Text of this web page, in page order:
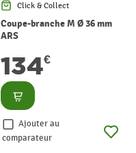
Click & Collect
Coupe-branche M Ø 36 mm
ARS
134€
Consulter
Ajouter au
comparateur